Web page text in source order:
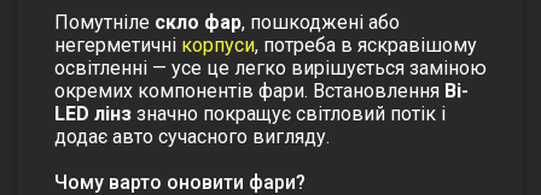
Помутніле скло фар, пошкоджені або
негерметичні корпуси, потреба в яскравішому
освітленні — усе це легко вирішується заміною
окремих компонентів фари. Встановлення Bi-
LED лінз значно покращує світловий потік і
додає авто сучасного вигляду.
Чому варто оновити фари?